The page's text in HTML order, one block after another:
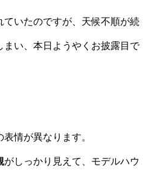
ていたのですが、天候不順が続
まい、本日ようやくお披露目で
情が異なります。
がしっかり見えて、モデルハウ